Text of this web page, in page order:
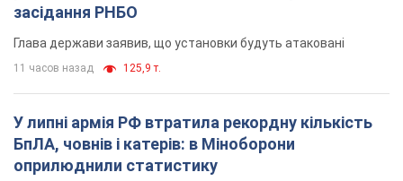
9 часов назад
Корецький пообіцяв надати бізнесу
пріоритетний доступ до наявних складських
приміщень
Так чи так, бізнес після обстрілів отримає підтримку
5 часов назад 942